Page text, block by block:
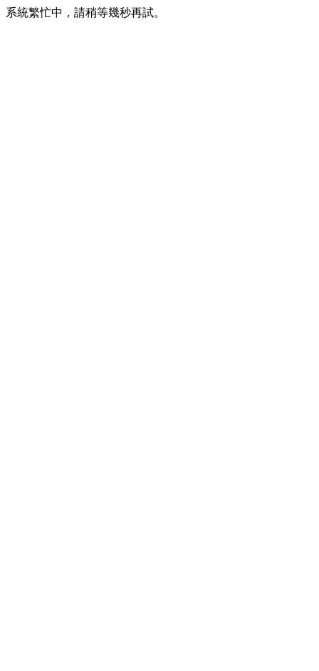
系統繁忙中，請稍等幾秒再試。